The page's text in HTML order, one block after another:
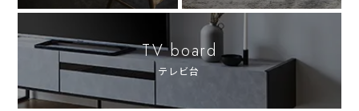
TV board
テレビ台